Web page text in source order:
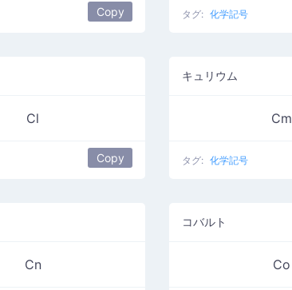
Copy タグ: 化学記号
Cl
Copy
キュリウム
Cm
タグ: 化学記号
Cn
コバルト
Co